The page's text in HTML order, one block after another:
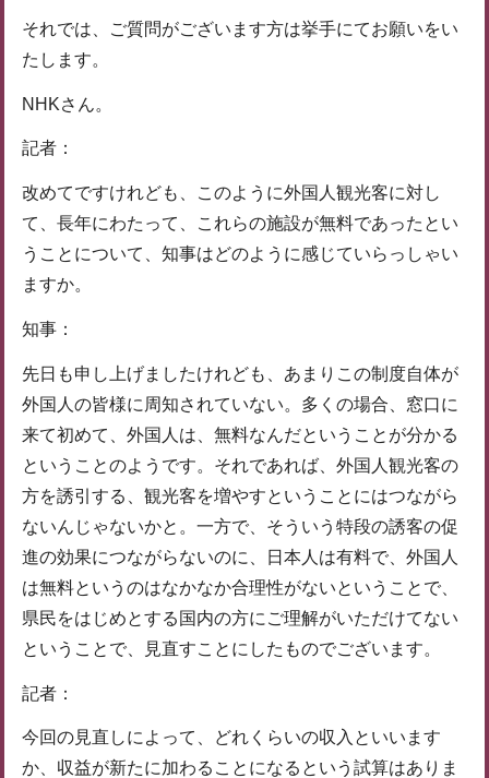
それでは、ご質問がございます方は挙手にてお願いをい
たします。
NHKさん。
記者：
改めてですけれども、このように外国人観光客に対し
て、長年にわたって、これらの施設が無料であったとい
うことについて、知事はどのように感じていらっしゃい
ますか。
知事：
先日も申し上げましたけれども、あまりこの制度自体が
外国人の皆様に周知されていない。多くの場合、窓口に
来て初めて、外国人は、無料なんだということが分かる
ということのようです。それであれば、外国人観光客の
方を誘引する、観光客を増やすということにはつながら
ないんじゃないかと。一方で、そういう特段の誘客の促
進の効果につながらないのに、日本人は有料で、外国人
は無料というのはなかなか合理性がないということで、
県民をはじめとする国内の方にご理解がいただけてない
ということで、見直すことにしたものでございます。
記者：
今回の見直しによって、どれくらいの収入といいます
か、収益が新たに加わることになるという試算はありま